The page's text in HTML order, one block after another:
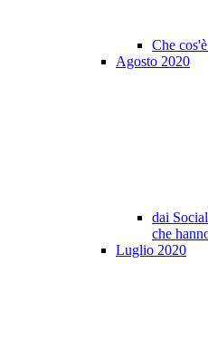
Che
Agosto 2020
dai
che
Luglio 2020